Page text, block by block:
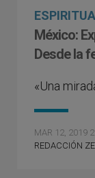
México:
Desde la
«Una
MAR 12, 2019
REDACCIÓN